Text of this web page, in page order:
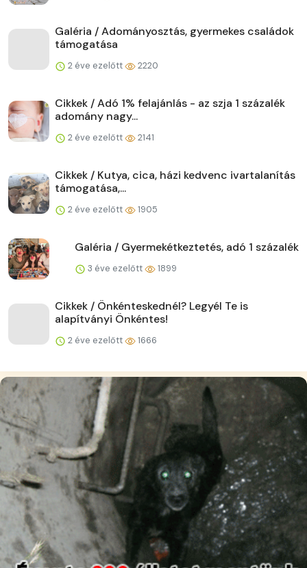
Galéria / Adományosztás, gyermekes családok
támogatása
2 éve ezelőtt 2220
Cikkek / Adó 1% felajánlás - az szja 1 százalék
adomány nagy...
2 éve ezelőtt 2141
Cikkek / Kutya, cica, házi kedvenc ivartalanítás
támogatása,...
2 éve ezelőtt 1905
Galéria / Gyermekétkeztetés, adó 1 százalék
3 éve ezelőtt 1899
Cikkek / Önkénteskednél? Legyél Te is
alapítványi Önkéntes!
2 éve ezelőtt 1666